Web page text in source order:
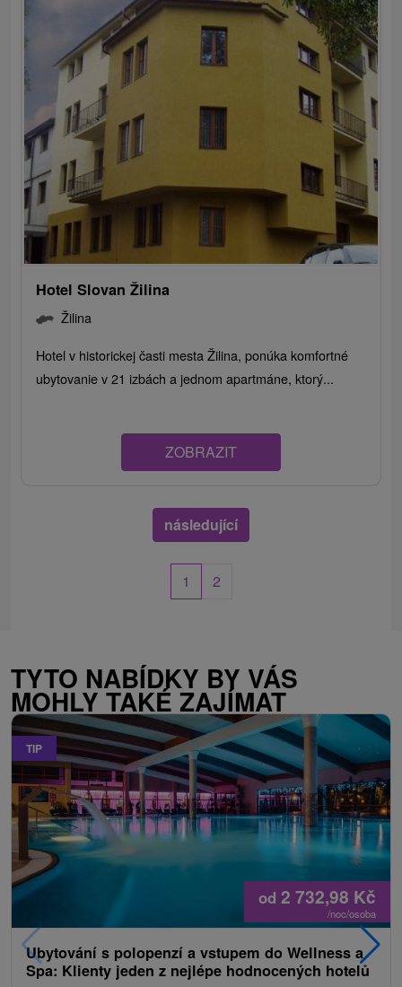
Hotel Slovan Žilina
Žilina
Hotel v historickej časti mesta Žilina, ponúka komfortné
ubytovanie v 21 izbách a jednom apartmáne, ktorý...
ZOBRAZIT
následující
1 2
TYTO NABÍDKY BY VÁS
MOHLY TAKÉ ZAJÍMAT
TIP
od 2 732,98 Kč
/noc/osoba
Ubytování s polopenzí a vstupem do Wellness a
Spa: Klienty jeden z nejlépe hodnocených hotelů